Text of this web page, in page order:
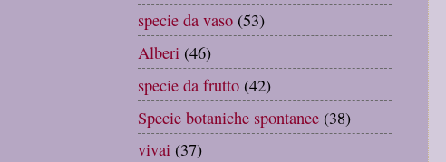
specie da vaso (53)
Alberi (46)
specie da frutto (42)
Specie botaniche spontanee (38)
vivai (37)